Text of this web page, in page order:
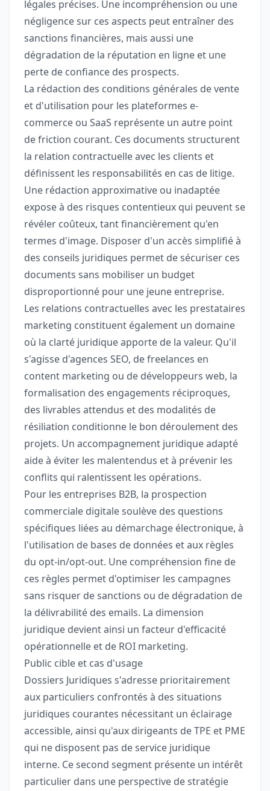
légales précises. Une incompréhension ou une
négligence sur ces aspects peut entraîner des
sanctions financières, mais aussi une
dégradation de la réputation en ligne et une
perte de confiance des prospects.
La rédaction des conditions générales de vente
et d'utilisation pour les plateformes e-
commerce ou SaaS représente un autre point
de friction courant. Ces documents structurent
la relation contractuelle avec les clients et
définissent les responsabilités en cas de litige.
Une rédaction approximative ou inadaptée
expose à des risques contentieux qui peuvent se
révéler coûteux, tant financièrement qu'en
termes d'image. Disposer d'un accès simplifié à
des conseils juridiques permet de sécuriser ces
documents sans mobiliser un budget
disproportionné pour une jeune entreprise.
Les relations contractuelles avec les prestataires
marketing constituent également un domaine
où la clarté juridique apporte de la valeur. Qu'il
s'agisse d'agences SEO, de freelances en
content marketing ou de développeurs web, la
formalisation des engagements réciproques,
des livrables attendus et des modalités de
résiliation conditionne le bon déroulement des
projets. Un accompagnement juridique adapté
aide à éviter les malentendus et à prévenir les
conflits qui ralentissent les opérations.
Pour les entreprises B2B, la prospection
commerciale digitale soulève des questions
spécifiques liées au démarchage électronique, à
l'utilisation de bases de données et aux règles
du opt-in/opt-out. Une compréhension fine de
ces règles permet d'optimiser les campagnes
sans risquer de sanctions ou de dégradation de
la délivrabilité des emails. La dimension
juridique devient ainsi un facteur d'efficacité
opérationnelle et de ROI marketing.
Public cible et cas d'usage
Dossiers Juridiques s'adresse prioritairement
aux particuliers confrontés à des situations
juridiques courantes nécessitant un éclairage
accessible, ainsi qu'aux dirigeants de TPE et PME
qui ne disposent pas de service juridique
interne. Ce second segment présente un intérêt
particulier dans une perspective de stratégie